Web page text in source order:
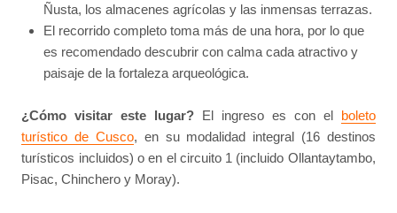
Ñusta, los almacenes agrícolas y las inmensas terrazas.
El recorrido completo toma más de una hora, por lo que
es recomendado descubrir con calma cada atractivo y
paisaje de la fortaleza arqueológica.
¿Cómo visitar este lugar? El ingreso es con el boleto
turístico de Cusco, en su modalidad integral (16 destinos
turísticos incluidos) o en el circuito 1 (incluido Ollantaytambo,
Pisac, Chinchero y Moray).